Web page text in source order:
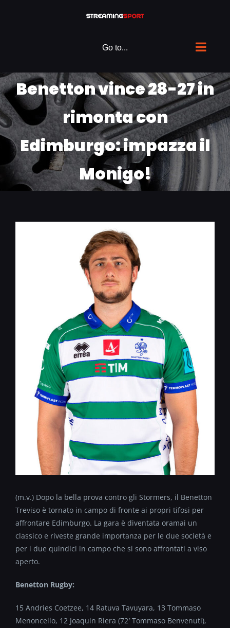
Go to...
Benetton vince 28-27 in
rimonta con
Edimburgo: impazza il
Monigo!
(m.v.) Dopo la bella prova contro gli Stormers, il Benetton
Treviso è tornato in campo di fronte ai propri tifosi per
affrontare Edimburgo. La gara è diventata oramai un
classico e riveste grande importanza per le due società e
per i due quindici in campo che si sono affrontati a viso
aperto.
Benetton Rugby:
15 Andries Coetzee, 14 Ratuva Tavuyara, 13 Tommaso
Menoncello, 12 Joaquin Riera (72′ Tommaso Benvenuti),